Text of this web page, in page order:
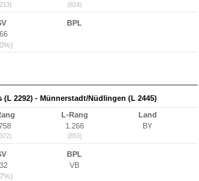
(824)
BPL
2292) - Münnerstadt/Nüdlingen (L 2445)
L-Rang
1.266
(853)
Land
BY
BPL
VB